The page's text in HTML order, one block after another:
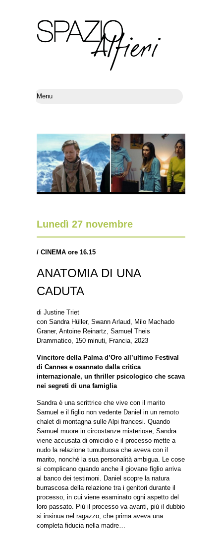
Lunedì 27 novembre
/ CINEMA ore 16.15
ANATOMIA DI UNA
CADUTA
di Justine Triet
con Sandra Hüller, Swann Arlaud, Milo Machado
Graner, Antoine Reinartz, Samuel Theis
Drammatico, 150 minuti, Francia, 2023
Vincitore della Palma d’Oro all’ultimo Festival
di Cannes e osannato dalla critica
internazionale, un thriller psicologico che scava
nei segreti di una famiglia
Sandra è una scrittrice che vive con il marito
Samuel e il figlio non vedente Daniel in un remoto
chalet di montagna sulle Alpi francesi. Quando
Samuel muore in circostanze misteriose, Sandra
viene accusata di omicidio e il processo mette a
nudo la relazione tumultuosa che aveva con il
marito, nonché la sua personalità ambigua. Le cose
si complicano quando anche il giovane figlio arriva
al banco dei testimoni. Daniel scopre la natura
burrascosa della relazione tra i genitori durante il
processo, in cui viene esaminato ogni aspetto del
loro passato. Più il processo va avanti, più il dubbio
si insinua nel ragazzo, che prima aveva una
completa fiducia nella madre…